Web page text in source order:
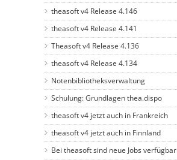
theasoft v4 Release 4.146
theasoft v4 Release 4.141
Theasoft v4 Release 4.136
theasoft v4 Release 4.134
Notenbibliotheksverwaltung
Schulung: Grundlagen thea.dispo
theasoft v4 jetzt auch in Frankreich
theasoft v4 jetzt auch in Finnland
Bei theasoft sind neue Jobs verfügbar